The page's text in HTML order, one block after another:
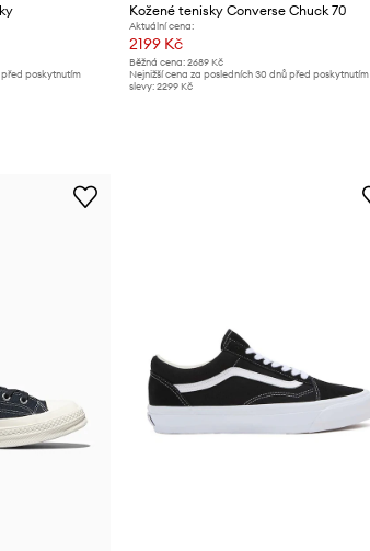
před poskytnutím
Kožené tenisky Converse Chuck 70
Aktuální cena:
2199 Kč
Běžná cena: 2689 Kč
Nejnižší cena za posledních 30 dnů před poskytnutím
slevy: 2299 Kč